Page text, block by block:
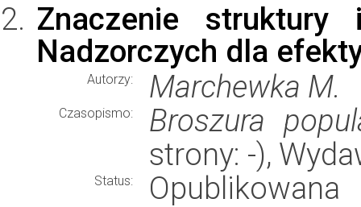
Znaczenie struktury
Nadzorczych dla
Autorzy: Marchewka M.
Czasopismo:
Broszura
strony: -),
Status:
Opublikowana